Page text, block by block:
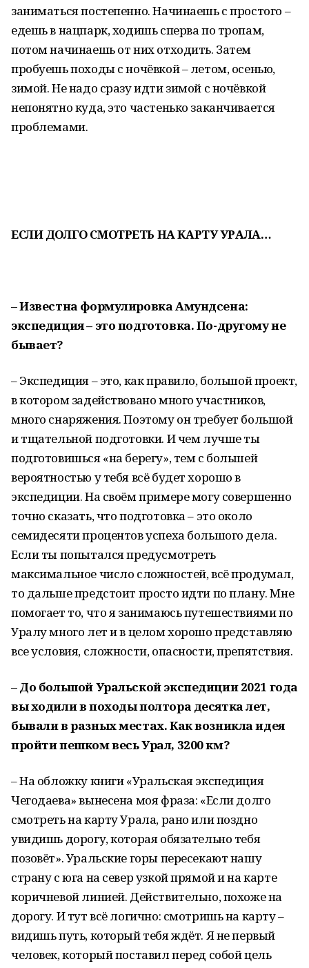
заниматься постепенно. Начинаешь с простого –
едешь в нацпарк, ходишь сперва по тропам,
потом начинаешь от них отходить. Затем
пробуешь походы с ночёвкой – летом, осенью,
зимой. Не надо сразу идти зимой с ночёвкой
непонятно куда, это частенько заканчивается
проблемами.
ЕСЛИ ДОЛГО СМОТРЕТЬ НА КАРТУ УРАЛА…
– Известна формулировка Амундсена:
экспедиция – это подготовка. По-другому не
бывает?
– Экспедиция – это, как правило, большой проект,
в котором задействовано много участников,
много снаряжения. Поэтому он требует большой
и тщательной подготовки. И чем лучше ты
подготовишься «на берегу», тем с большей
вероятностью у тебя всё будет хорошо в
экспедиции. На своём примере могу совершенно
точно сказать, что подготовка – это около
семидесяти процентов успеха большого дела.
Если ты попытался предусмотреть
максимальное число сложностей, всё продумал,
то дальше предстоит просто идти по плану. Мне
помогает то, что я занимаюсь путешествиями по
Уралу много лет и в целом хорошо представляю
все условия, сложности, опасности, препятствия.
– До большойУральской экспедиции 2021 года
вы ходили в походы полтора десятка лет,
бывали в разных местах. Как возникла идея
пройти пешком весь Урал, 3200 км?
– На обложку книги «Уральская экспедиция
Чегодаева» вынесена моя фраза: «Если долго
смотреть на карту Урала, рано или поздно
увидишь дорогу, которая обязательно тебя
позовёт». Уральские горы пересекают нашу
страну с юга на север узкой прямой и на карте
коричневой линией. Действительно, похоже на
дорогу. И тут всё логично: смотришь на карту –
видишь путь, который тебя ждёт. Я не первый
человек, который поставил перед собой цель